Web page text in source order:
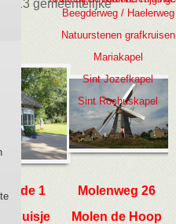
Beegderweg / Haelerweg
Natuurstenen grafkruisen
Mariakapel
Sint Jozefkapel
Sint Rochuskapel
13 gemeentelijke
1
lighuisje
Molenweg 26
Molen de Hoop